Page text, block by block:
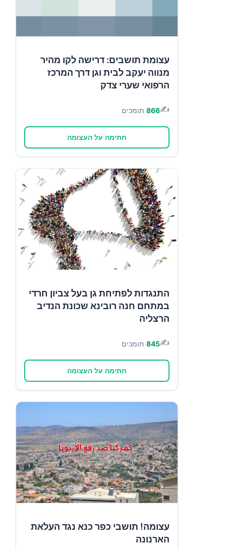
עצומת תושבים: דרישה לקו מהיר
מנווה יעקב לבית וגן דרך המרכז
הרפואי שערי צדק
✍️
866 תומכים
חתימה על העצומה
התנגדות לפתיחת גן בעל צביון חרדי
במתחם חנה רובינא שכונת הנדיב
הרצליה
✍️
845 תומכים
חתימה על העצומה
עצומה! תושבי כפר כנא נגד העלאת
הארנונה